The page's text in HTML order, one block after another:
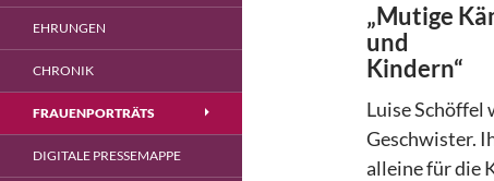
„Mutige
und
Kindern“
Luise Schöffel
Geschwister.
alleine für die
EHRUNGEN
CHRONIK
FRAUENPORTRÄTS
DIGITALE PRESSEMAPPE